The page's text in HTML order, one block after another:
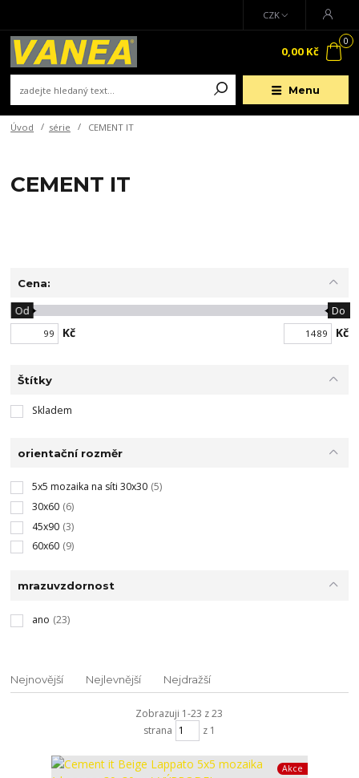
Menu
CZK
0
0,00 Kč
Úvod série CEMENT IT
CEMENT IT
Cena:
Kč
Od Do
Kč
Štítky
Skladem
orientační rozměr
5x5 mozaika na síti 30x30 (5)
30x60 (6)
45x90 (3)
60x60 (9)
mrazuvzdornost
ano (23)
Nejnovější Nejlevnější Nejdražší
Zobrazuji 1-23 z 23
strana
z 1
Akce